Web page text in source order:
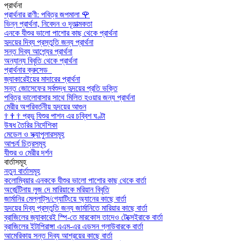
প্রার্থনা
প্রার্থনার রাণী: পবিত্র জপমালা 🌹
ভিন্ন প্রার্থনা, নিবেদন ও দূতাত্মকতা
এনকে যীশুর ভালো পাশোর কাছ থেকে প্রার্থনা
হৃদয়ের দিব্য প্রস্তুতি জন্য প্রার্থনা
সন্ত দিব্য আশ্র্যের প্রার্থনা
অন্যান্য বিবৃতি থেকে প্রার্থনা
প্রার্থনার ক্রুসেড
জ্যাকারেইয়ের মাদারের প্রার্থনা
সন্ত জোসেফের সর্বশুদ্ধ হৃদয়ের প্রতি ভক্তি
পবিত্র ভালোবাসার সাথে মিলিত হওয়ার জন্য প্রার্থনা
মেরীর অপরিবর্তনীয় হৃদয়ের আগুন
† † † প্রভু যিশুর পাশন এর চব্বিশ ঘণ্টা
উষধ তৈরির নির্দেশিকা
মেডেল ও স্ক্যাপুলারসমূহ
আশ্চর্য চিত্রসমূহ
যীশুর ও মেরীর দর্শন
বার্তাসমূহ
নতুন বার্তাসমূহ
কলোম্বিয়ার এনককে যীশুর ভালো পাশোর কাছ থেকে বার্তা
অর্জেন্টিনায় লুজ দে মারিয়াকে মরিয়ান বিবৃতি
জার্মানির মেল্লাট্‌স/গ্যোটিংয়ে অ্যানের কাছে বার্তা
হৃদয়ের দিব্য প্রস্তুতি জন্য জার্মানিতে মারিয়ার কাছে বার্তা
ব্রাজিলের জ্যাকারেই স্পি-তে মারকোস তাদেও টেক্সেইরাকে বার্তা
ব্রাজিলের ইটাপিরাঙ্গা এএম-এর এডসন গ্লাউবারকে বার্তা
আমেরিকায় সন্ত দিব্য আশ্রয়ের কাছে বার্তা